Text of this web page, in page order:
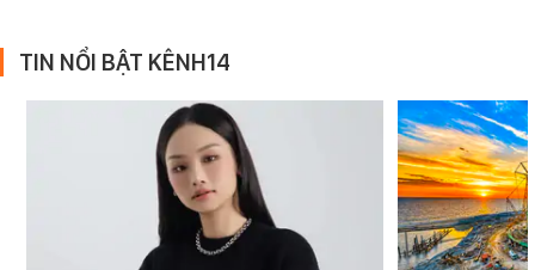
TIN NỔI BẬT KÊNH14